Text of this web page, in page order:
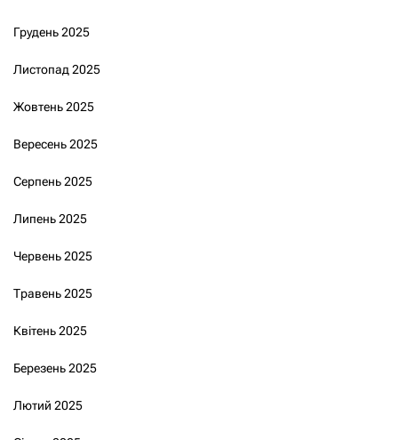
Грудень 2025
Листопад 2025
Жовтень 2025
Вересень 2025
Серпень 2025
Липень 2025
Червень 2025
Травень 2025
Квітень 2025
Березень 2025
Лютий 2025